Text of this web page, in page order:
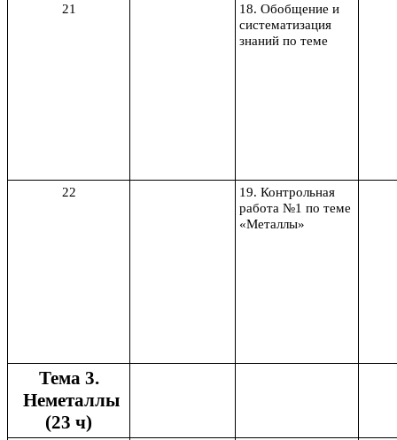
21
18. Обобщение и
систематизация
знаний по теме
22
19. Контрольная
работа №1 по теме
«Металлы»
Тема 3.
Неметаллы
(23 ч)